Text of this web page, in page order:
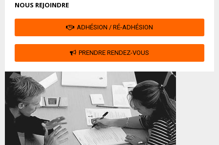
NOUS REJOINDRE
ADHÉSION / RÉ-ADHÉSION
PRENDRE RENDEZ-VOUS